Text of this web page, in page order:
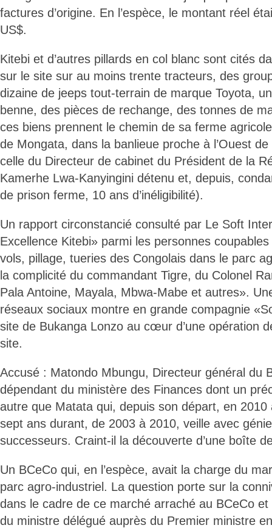
factures d’origine. En l’espèce, le montant réel
US$.
Kitebi et d’autres pillards en col blanc sont cités
sur le site sur au moins trente tracteurs, des
dizaine de jeeps tout-terrain de marque Toyota,
benne, des pièces de rechange, des tonnes de
ces biens prennent le chemin de sa ferme
de Mongata, dans la banlieue proche à l’Ouest
celle du Directeur de cabinet du Président de la
Kamerhe Lwa-Kanyingini détenu et, depuis,
de prison ferme, 10 ans d’inéligibilité).
Un rapport circonstancié consulté par Le Soft
Excellence Kitebi» parmi les personnes coupables
vols, pillage, tueries des Congolais dans le parc
la complicité du commandant Tigre, du Colonel
Pala Antoine, Mayala, Mbwa-Mabe et autres».
réseaux sociaux montre en grande compagnie
site de Bukanga Lonzo au cœur d’une opération
site.
Accusé : Matondo Mbungu, Directeur général du
dépendant du ministère des Finances dont un
autre que Matata qui, depuis son départ, en
sept ans durant, de 2003 à 2010, veille avec
successeurs. Craint-il la découverte d’une boîte
Un BCeCo qui, en l’espèce, avait la charge du
parc agro-industriel. La question porte sur la
dans le cadre de ce marché arraché au BCeCo
du ministre délégué auprès du Premier ministre